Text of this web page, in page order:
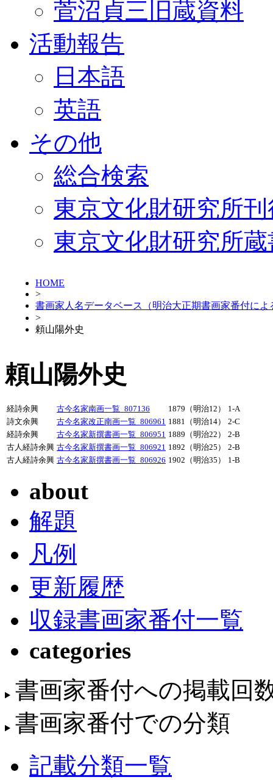
菅沼貞三旧蔵資料
活動報告
日本語
英語
その他
総合検索
東京文化財研究所
東京文化財研究所
HOME
>
書画家人名データベース（明治大正期書画家番付によ
>
頼山陽外史
頼山陽外史
経詩余興 古今名家南画一覧_807136 1879（明治12）
1-A
詩文余興
古今名家改正南画一覧_806961 1881（明治14）
2-C
経詩余興
古今名家新撰書画一覧_806951 1889（明治22）
2-B
古人経詩余興 古今名家新撰書画一覧_806921 1892（明治25）
2-B
古人経詩余興 古今名家新撰書画一覧_806926 1902（明治35） 1-B
about
解題
凡例
更新履歴
収録書画家番付一覧
categories
書画家番付への掲載回
書画家番付での分類
記載分類一覧